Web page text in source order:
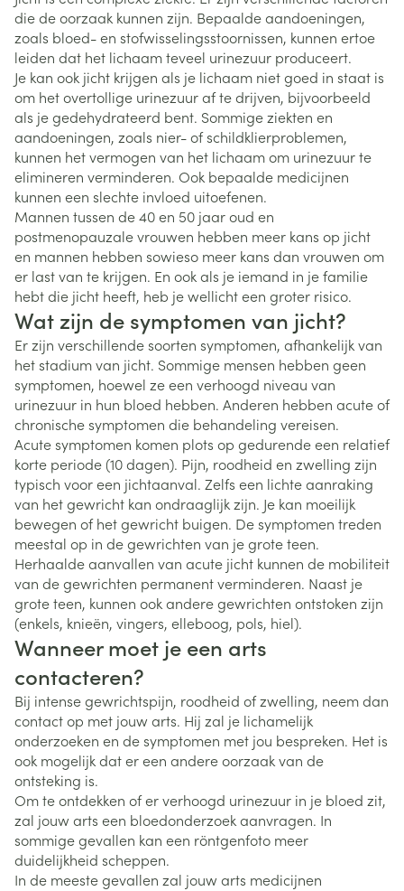
die de oorzaak kunnen zijn. Bepaalde aandoeningen,
zoals bloed- en stofwisselingsstoornissen, kunnen ertoe
leiden dat het lichaam teveel urinezuur produceert.
Je kan ook jicht krijgen als je lichaam niet goed in staat is
om het overtollige urinezuur af te drijven, bijvoorbeeld
als je gedehydrateerd bent. Sommige ziekten en
aandoeningen, zoals nier- of schildklierproblemen,
kunnen het vermogen van het lichaam om urinezuur te
elimineren verminderen. Ook bepaalde medicijnen
kunnen een slechte invloed uitoefenen.
Mannen tussen de 40 en 50 jaar oud en
postmenopauzale vrouwen hebben meer kans op jicht
en mannen hebben sowieso meer kans dan vrouwen om
er last van te krijgen. En ook als je iemand in je familie
hebt die jicht heeft, heb je wellicht een groter risico.
Wat zijn de symptomen van jicht?
Er zijn verschillende soorten symptomen, afhankelijk van
het stadium van jicht. Sommige mensen hebben geen
symptomen, hoewel ze een verhoogd niveau van
urinezuur in hun bloed hebben. Anderen hebben acute of
chronische symptomen die behandeling vereisen.
Acute symptomen komen plots op gedurende een relatief
korte periode (10 dagen). Pijn, roodheid en zwelling zijn
typisch voor een jichtaanval. Zelfs een lichte aanraking
van het gewricht kan ondraaglijk zijn. Je kan moeilijk
bewegen of het gewricht buigen. De symptomen treden
meestal op in de gewrichten van je grote teen.
Herhaalde aanvallen van acute jicht kunnen de mobiliteit
van de gewrichten permanent verminderen. Naast je
grote teen, kunnen ook andere gewrichten ontstoken zijn
(enkels, knieën, vingers, elleboog, pols, hiel).
Wanneer moet je een arts
contacteren?
Bij intense gewrichtspijn, roodheid of zwelling, neem dan
contact op met jouw arts. Hij zal je lichamelijk
onderzoeken en de symptomen met jou bespreken. Het is
ook mogelijk dat er een andere oorzaak van de
ontsteking is.
Om te ontdekken of er verhoogd urinezuur in je bloed zit,
zal jouw arts een bloedonderzoek aanvragen. In
sommige gevallen kan een röntgenfoto meer
duidelijkheid scheppen.
In de meeste gevallen zal jouw arts medicijnen